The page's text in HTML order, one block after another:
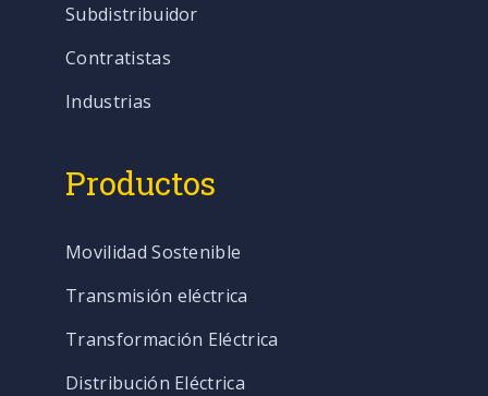
Subdistribuidor
Contratistas
Industrias
Productos
Movilidad Sostenible
Transmisión eléctrica
Transformación Eléctrica
Distribución Eléctrica